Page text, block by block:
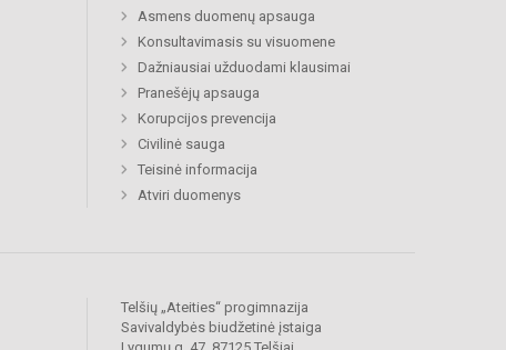
Asmens duomenų apsauga
Konsultavimasis su visuomene
Dažniausiai užduodami klausimai
Pranešėjų apsauga
Korupcijos prevencija
Civilinė sauga
Teisinė informacija
Atviri duomenys
Telšių „Ateities“ progimnazija
Savivaldybės biudžetinė įstaiga